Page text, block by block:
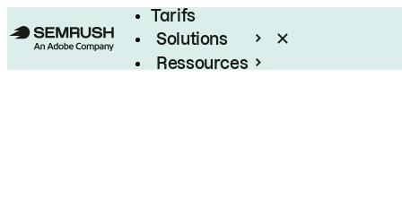
Tarifs
Solutions
Ressources